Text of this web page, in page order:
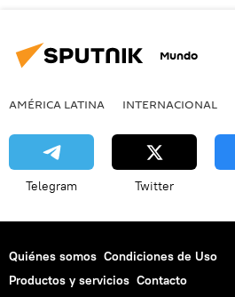
Mundo
AMÉRICA LATINA INTERNACIONAL
Telegram Twitter
Quiénes somos Condiciones de Uso
Productos y servicios Contacto